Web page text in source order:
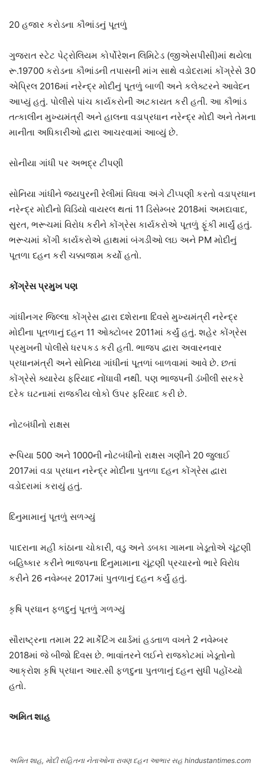
20 હજાર કરોડના કૌભાંડનું પૂતળું
ગુજરાત સ્ટેટ પેટ્રોલિયમ કોર્પોરેશન લિમિટેડ (જીએસપીસી)માં થયેલા
રૂ.19700 કરોડના કૌભાંડની તપાસની માંગ સાથે વડોદરામાં કોંગ્રેસે 30
એપ્રિલ 2016માં નરેન્દ્ર મોદીનું પૂતળું બાળી અને કલેક્ટરને આવેદન
આપ્યું હતું. પોલીસે પાંચ કાર્યકરોની અટકાયત કરી હતી. આ કૌભાંડ
તત્કાલીન મુખ્યમંત્રી અને હાલના વડાપ્રધાન નરેન્દ્ર મોદી અને તેમના
માનીતા અધિકારીઓ દ્વારા આચરવામાં આવ્યું છે.
સોનીયા ગાંધી પર અભદ્ર ટીપણી
સોનિયા ગાંધીને જયપુરની રેલીમાં વિધવા અંગે ટીપ્પણી કરતો વડાપ્રધાન
નરેન્દ્ર મોદીનો વિડિયો વાયરલ થતાં 11 ડિસેમ્બર 2018માં અમદાવાદ,
સુરત, ભરૂચમાં વિરોધ કરીને કોંગ્રેસ કાર્યકરોએ પૂતળું ફૂંકી માર્યું હતું.
ભરૂચમાં કોંગી કાર્યકરોએ હાથમાં બંગડીઓ લઇ અને PM મોદીનું
પૂતળા દહન કરી ચક્કાજામ કર્યો હતો.
કોંગ્રેસ પ્રમુખ પણ
ગાંધીનગર જિલ્લા કોંગ્રેસ દ્વારા દશેરાના દિવસે મુખ્યમંત્રી નરેન્દ્ર
મોદીના પૂતળાનું દહન 11 ઓક્ટોબર 2011માં કર્યું હતું. શહેર કોંગ્રેસ
પ્રમુખની પોલીસે ધરપકડ કરી હતી. ભાજપ દ્વારા અવારનવાર
પ્રધાનમંત્રી અને સોનિયા ગાંધીનાં પૂતળાં બાળવામાં આવે છે. છતાં
કોંગ્રેસે ક્યારેય ફરિયાદ નોંધાવી નથી. પણ ભાજપની ડંખીલી સરકરે
દરેક ઘટનામાં રાજકીય લોકો ઉપર ફરિયાદ કરી છે.
નોટબંધીનો રાક્ષસ
રૂપિયા 500 અને 1000ની નોટબંધીનો રાક્ષસ ગણીને 20 જુલાઈ
2017માં વડા પ્રધાન નરેન્દ્ર મોદીના પુતળા દહન કોંગ્રેસ દ્વારા
વડોદરામાં કરાયું હતું.
દિનુમામાનું પૂતળું સળગ્યું
પાદરાના મહી કાંઠાના ચોકારી, વડુ અને ડબકા ગામના ખેડૂતોએ ચૂંટણી
બહિષ્કાર કરીને ભાજપના દિનુમામાના ચૂંટણી પ્રચારનો ભારે વિરોધ
કરીને 26 નવેમ્બર 2017માં પુતળાનું દહન કર્યું હતું.
કૃષિ પ્રધાન ફળદુનું પૂતળું ગળગ્યું
સૌરાષ્ટ્રના તમામ 22 માર્કેટિંગ યાર્ડમાં હડતાળ વખતે 2 નવેમ્બર
2018માં જે બીજો દિવસ છે. ભાવાંતરને લઈને રાજકોટમાં ખેડૂતોનો
આક્રોશ કૃષિ પ્રધાન આર.સી ફળદુના પુતળાનું દહન સુધી પહોંચ્યો
હતો.
અમિત શાહ
અમિત શાહ, મોદી સહિતના નેતાઓના રાવણ દહન આભાર સહ hindustantimes.com